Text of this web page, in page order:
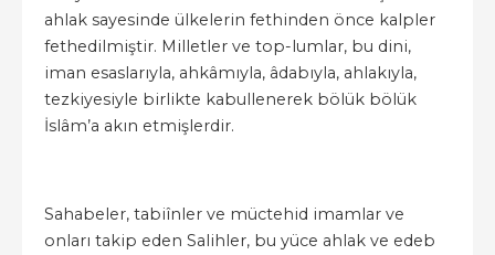
ahlak sayesinde ülkelerin fethinden önce kalpler
fethedilmiştir. Milletler ve top-lumlar, bu dini,
iman esaslarıyla, ahkâmıyla, âdabıyla, ahlakıyla,
tezkiyesiyle birlikte kabullenerek bölük bölük
İslâm’a akın etmişlerdir.
Sahabeler, tabiînler ve müctehid imamlar ve
onları takip eden Salihler, bu yüce ahlak ve edeb